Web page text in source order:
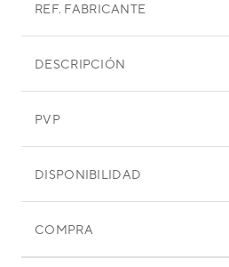
REF. FABRICANTE
DESCRIPCIÓN
PVP
DISPONIBILIDAD
COMPRA